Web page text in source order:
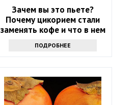
Зачем вы это пьете?
Почему цикорием стали
заменять кофе и что в нем
ПОДРОБНЕЕ